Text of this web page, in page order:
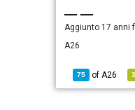
— —
Aggiunto 17 anni
A26
75 ofA26